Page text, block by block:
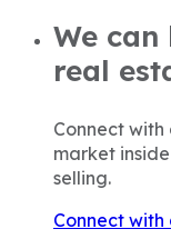
We
real
Connect
market
selling.
Connect